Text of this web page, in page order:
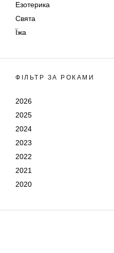
Езотерика
Свята
Їжа
ФІЛЬТР ЗА РОКАМИ
2026
2025
2024
2023
2022
2021
2020